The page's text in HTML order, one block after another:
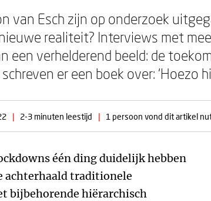
van Esch zijn op onderzoek
realiteit? Interviews met
een verhelderend beeld: de
er een boek over: ‘Hoezo
| 2-3 minuten leestijd | 1 persoon vond dit artikel
één ding duidelijk hebben
achterhaald traditionele
bijbehorende hiërarchisch